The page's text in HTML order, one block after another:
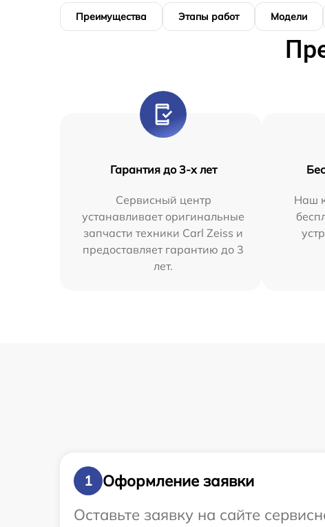
Преимущества Этапы работ Модели
Гарантия до 3-х лет
Сервисный центр
устанавливает оригинальные
запчасти техники Carl Zeiss и
предоставляет гарантию до 3
лет.
Наш
1
Оформление заявки
Оставьте заявку на сайте